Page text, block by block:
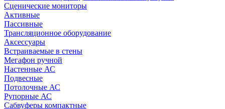
Сценические мониторы
Активные
Пассивные
Трансляционное оборудование
Аксессуары
Встраиваемые в стены
Мегафон ручной
Настенные АС
Подвесные
Потолочные АС
Рупорные АС
Сабвуферы компактные